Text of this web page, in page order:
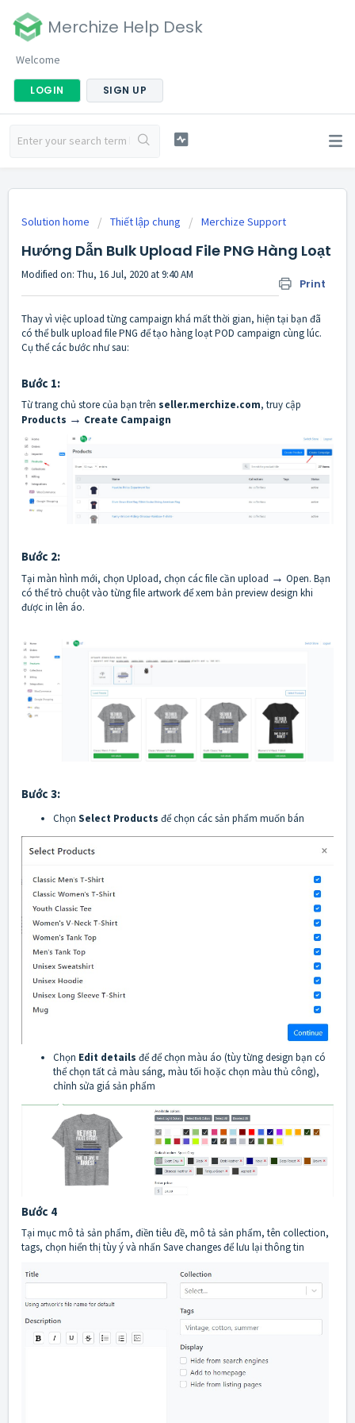
Merchize Help Desk
Welcome
LOGIN SIGN UP
Solution home Thiết lập chung Merchize Support
Hướng Dẫn Bulk Upload File PNG Hàng Loạt
Print
Modified on: Thu, 16 Jul, 2020 at 9:40 AM
Thay vì việc upload từng campaign khá mất thời gian, hiện tại bạn đã
có thể bulk upload file PNG để tạo hàng loạt POD campaign cùng lúc.
Cụ thể các bước như sau:
Bước 1:
Từ trang chủ store của bạn trên seller.merchize.com, truy cập
Products → Create Campaign
Bước 2:
Tại màn hình mới, chọn Upload, chọn các file cần upload → Open. Bạn
có thể trỏ chuột vào từng file artwork để xem bản preview design khi
được in lên áo.
Bước 3:
Chọn Select Products để chọn các sản phẩm muốn bán
Chọn Edit details để để chọn màu áo (tùy từng design bạn có
thể chọn tất cả màu sáng, màu tối hoặc chọn màu thủ công),
chỉnh sửa giá sản phẩm
Bước 4
Tại mục mô tả sản phẩm, điền tiêu đề, mô tả sản phẩm, tên collection,
tags, chọn hiển thị tùy ý và nhấn Save changes để lưu lại thông tin